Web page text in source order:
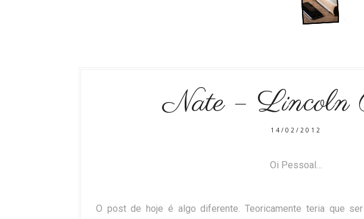
Nate – Lincoln
14/02/2012
Oi Pessoal…
O post de hoje é algo diferente.Teoricamente teria que